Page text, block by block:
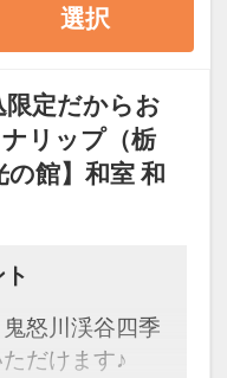
飲み放題付
～2027年3月
選択
限定だからお
リップ（栃
の館】和室 和
怒川渓谷四季
だけます♪